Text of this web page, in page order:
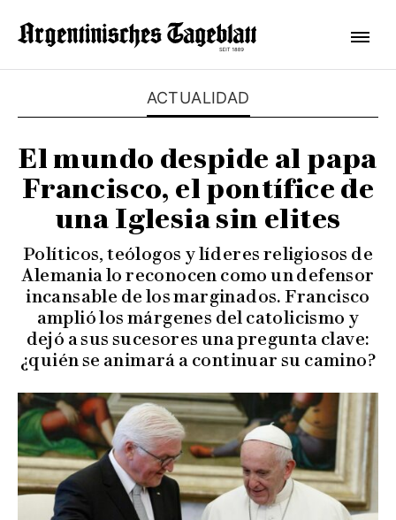
ACTUALIDAD
El mundo despide al papa
Francisco, el pontífice de
una Iglesia sin elites
Políticos, teólogos y líderes religiosos de
Alemania lo reconocen como un defensor
incansable de los marginados. Francisco
amplió los márgenes del catolicismo y
dejó a sus sucesores una pregunta clave:
¿quién se animará a continuar su camino?